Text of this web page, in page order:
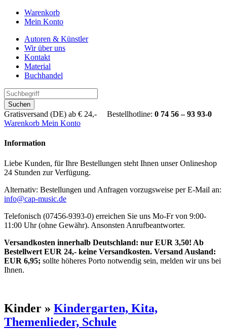
Warenkorb
Mein Konto
Autoren & Künstler
Wir über uns
Kontakt
Material
Buchhandel
Suchen
Gratisversand (DE) ab € 24,- Bestellhotline: 0 74 56 – 93 93-0
Warenkorb Mein Konto
Information
Liebe Kunden, für Ihre Bestellungen steht Ihnen unser Onlineshop
24 Stunden zur Verfügung.
Alternativ: Bestellungen und Anfragen vorzugsweise per E-Mail an:
info@cap-music.de
Telefonisch (07456-9393-0) erreichen Sie uns Mo-Fr von 9:00-
11:00 Uhr (ohne Gewähr). Ansonsten Anrufbeantworter.
Versandkosten innerhalb Deutschland: nur EUR 3,50! Ab
Bestellwert EUR 24,- keine Versandkosten. Versand Ausland:
EUR 6,95; sollte höheres Porto notwendig sein, melden wir uns bei
Ihnen.
Kinder » Kindergarten, Kita,
Themenlieder, Schule